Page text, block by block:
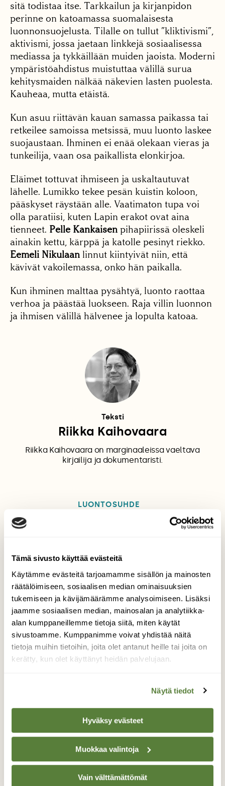
Tämä sivusto käyttää evästeitä
Käytämme evästeitä tarjoamamme sisällön ja mainosten
räätälöimiseen, sosiaalisen median ominaisuuksien
tukemiseen ja kävijämäärämme analysoimiseen. Lisäksi
jaamme sosiaalisen median, mainosalan ja analytiikka-
alan kumppaneillemme tietoja siitä, miten käytät
sivustoamme. Kumppanimme voivat yhdistää näitä
tietoja muihin tietoihin, joita olet antanut heille tai joita on
kerätty, kun olet käyttänyt heidän palvelujaan.
Näytä tiedot
Hyväksy evästeet
Muokkaa valintoja
Vain välttämättömät
sitä todistaa itse. Tarkkailun ja kirjanpidon
perinne on katoamassa suomalaisesta
luonnonsuojelusta. Tilalle on tullut ”kliktivismi”,
aktivismi, jossa jaetaan linkkejä sosiaalisessa
mediassa ja tykkäillään muiden jaoista. Moderni
ympäristöahdistus muistuttaa välillä surua
kehitysmaiden nälkää näkevien lasten puolesta.
Kauheaa, mutta etäistä.
Kun asuu riittävän kauan samassa paikassa tai
retkeilee samoissa metsissä, muu luonto laskee
suojaustaan. Ihminen ei enää olekaan vieras ja
tunkeilija, vaan osa paikallista elonkirjoa.
Eläimet tottuvat ihmiseen ja uskaltautuvat
lähelle. Lumikko tekee pesän kuistin koloon,
pääskyset räys­tään alle. Vaatimaton tupa voi
olla paratiisi, kuten Lapin erakot ovat aina
tienneet. Pelle Kankaisen pihapiirissä oleskeli
ainakin kettu, kärppä ja katolle pesinyt riekko.
Eemeli Nikulaan linnut kiintyivät niin, että
kävivät vakoilemassa, onko hän paikalla.
Kun ihminen malttaa pysähtyä, luonto raottaa
verhoa ja päästää luokseen. Raja villin luonnon
ja ihmisen välillä hälvenee ja lopulta katoaa.
Teksti
Riikka Kaihovaara
Riikka Kaihovaara on marginaaleissa vaeltava
kirjailija ja dokumentaristi.
LUONTOSUHDE
Tilaa Suomen Luonto
Tue ajankohtaista ja asiantuntevaa
luonto- ja ympäristöjournalismia.
Tilaa Suomen Luonto ja tule mukaan
luonnonystävien joukkoon!
Alk. 3 numeroa 23,40 €.
Lisää aiheesta